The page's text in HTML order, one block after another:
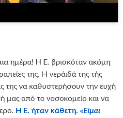
ημέρα! Η Ε. βρισκόταν ακόμη
της. Η νεράιδά της τής
της να καθυστερήσουν την ευχή
μας από το νοσοκομείο και να
Η Ε. ήταν κάθετη. «Είμαι